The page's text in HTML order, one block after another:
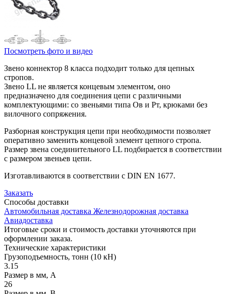
Посмотреть фото и видео
Звено коннектор 8 класса подходит только для цепных
стропов.
Звено LL не является концевым элементом, оно
предназначено для соединения цепи с различными
комплектующими: со звеньями типа Ов и Рт, крюками без
вилочного сопряжения.
Разборная конструкция цепи при необходимости позволяет
оперативно заменить концевой элемент цепного стропа.
Размер звена соединительного LL подбирается в соответствии
с размером звеньев цепи.
Изготавливаются в соответствии с DIN EN 1677.
Заказать
Способы доставки
Автомобильная доставка Железнодорожная доставка
Авиадоставка
Итоговые сроки и стоимость доставки уточняются при
оформлении заказа.
Технические характеристики
Грузоподъемность, тонн (10 кН)
3.15
Размер в мм, А
26